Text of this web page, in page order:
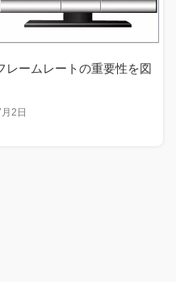
2日
レームレートの重要性を図